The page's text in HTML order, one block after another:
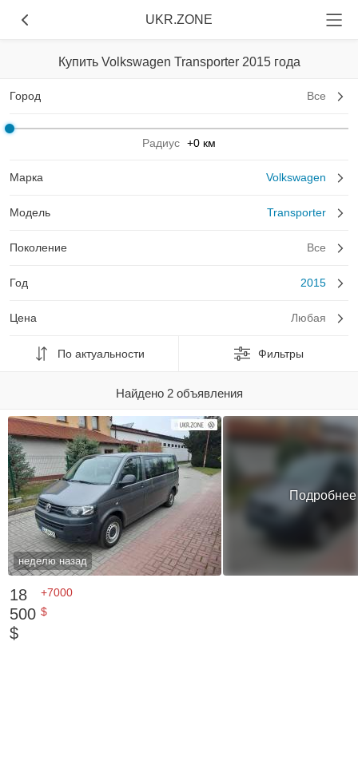
UKR.ZONE
Купить Volkswagen Transporter 2015 года
Город Все
Радиус +0 км
Марка Volkswagen
Модель Transporter
Поколение Все
Год 2015
Цена Любая
По актуальности Фильтры
Найдено 2 объявления
неделю назад
Подробнее
18
500
$
+7000
$